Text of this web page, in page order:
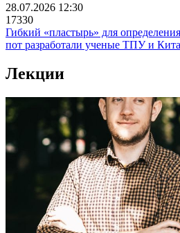
28.07.2026 12:30
17330
Гибкий «пластырь» для
пот разработали ученые ТПУ и
Лекции